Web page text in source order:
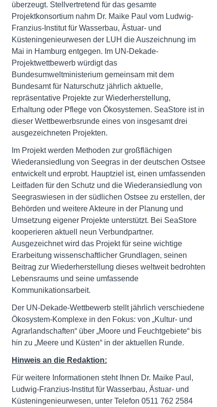
überzeugt. Stellvertretend für das gesamte
Projektkonsortium nahm Dr. Maike Paul vom Ludwig-
Franzius-Institut für Wasserbau, Ästuar- und
Küsteningenieurwesen der LUH die Auszeichnung im
Mai in Hamburg entgegen. Im UN-Dekade-
Projektwettbewerb würdigt das
Bundesumweltministerium gemeinsam mit dem
Bundesamt für Naturschutz jährlich aktuelle,
repräsentative Projekte zur Wiederherstellung,
Erhaltung oder Pflege von Ökosystemen. SeaStore ist in
dieser Wettbewerbsrunde eines von insgesamt drei
ausgezeichneten Projekten.
Im Projekt werden Methoden zur großflächigen
Wiederansiedlung von Seegras in der deutschen Ostsee
entwickelt und erprobt. Hauptziel ist, einen umfassenden
Leitfaden für den Schutz und die Wiederansiedlung von
Seegraswiesen in der südlichen Ostsee zu erstellen, der
Behörden und weitere Akteure in der Planung und
Umsetzung eigener Projekte unterstützt. Bei SeaStore
kooperieren aktuell neun Verbundpartner.
Ausgezeichnet wird das Projekt für seine wichtige
Erarbeitung wissenschaftlicher Grundlagen, seinen
Beitrag zur Wiederherstellung dieses weltweit bedrohten
Lebensraums und seine umfassende
Kommunikationsarbeit.
Der UN-Dekade-Wettbewerb stellt jährlich verschiedene
Ökosystem-Komplexe in den Fokus: von „Kultur- und
Agrarlandschaften“ über „Moore und Feuchtgebiete“ bis
hin zu „Meere und Küsten“ in der aktuellen Runde.
Hinweis an die Redaktion:
Für weitere Informationen steht Ihnen Dr. Maike Paul,
Ludwig-Franzius-Institut für Wasserbau, Ästuar- und
Küsteningenieurwesen, unter Telefon 0511 762 2584